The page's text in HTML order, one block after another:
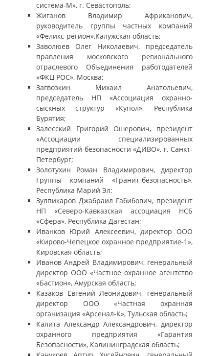
система-М», г. Севастополь;
Жиганов Владимир Африканович,
руководитель группы частных компаний
«Феликс-регион»,Калужская область;
Заволюев Олег Николаевич, председатель
правления московского регионального
отраслевого Объединения работодателей
«ФКЦ РОС», Москва;
Загвозкин Михаил Анатольевич,
председатель НП «Ассоциация охранно-
сыскных структур «Купол», Республика
Бурятия;
Залесский Григорий Ошерович, президент
«Ассоциации специализированных
предприятий безопасности «ДИВО», г. Санкт-
Петербург;
Золотухин Роман Владимирович, директор
Группы компаний «Гранит-безопасность»,
Республика Марий Эл;
Зулпикаров Джабраил Габибович, президент
НП «Северо-Кавказская ассоциация НСБ
«Сфера», Республика Дагестан;
Иванков Юрий Алексеевич, директор ООО
«Кирово-Чепецкое охранное предприятие-1»,
Кировская область;
Иванов Андрей Владимирович, генеральный
директор ООО «Частное охранное агентство
«Бастион», Амурская область;
Казаков Евгений Леонидович, генеральный
директор ООО «Частная охранная
организация «Арсенал-К», Тульская область;
Калита Александр Александрович, директор
охранного предприятия «Гарантия
Безопасности», Калининградская область;